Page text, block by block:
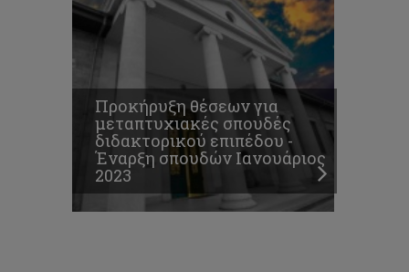
Προκήρυξη θέσεων για
μεταπτυχιακές σπουδές
διδακτορικού επιπέδου -
Έναρξη σπουδών Ιανουάριος
2023